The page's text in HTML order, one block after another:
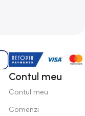
Contul meu
Contul meu
Comenzi